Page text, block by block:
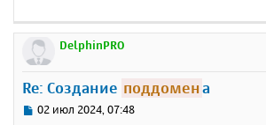
DelphinPRO
Re: Создание поддомена
С02 июл 2024, 07:48